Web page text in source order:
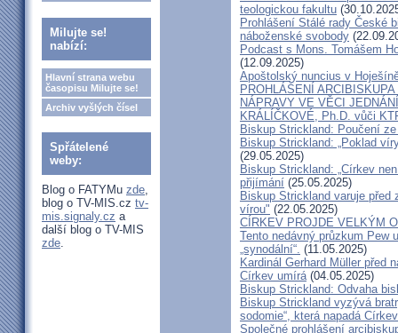
Milujte se!
nabízí:
Hlavní strana webu
časopisu Milujte se!
Archiv vyšlých čísel
Spřátelené
weby:
Blog o FATYMu zde,
blog o TV-MIS.cz tv-
mis.signaly.cz a
další blog o TV-MIS
zde.
teologickou fakultu
Prohlášení Stálé rady České
náboženské svobody
Podcast s Mons. Tomášem
(12.09.2025)
Apoštolský nuncius v
PROHLÁŠENÍ
NÁPRAVY VE VĚCI
KRÁLÍČKOVÉ, Ph.D. vůči
Biskup Strickland: Poučení
Biskup Strickland: „Poklad
(29.05.2025)
Biskup Strickland: „Církev
přijímání (25.05.2025)
Biskup Strickland varuje
vírou" (22.05.2025)
CÍRKEV PROJDE VELKÝM
Tento nedávný průzkum Pew
„synodální“. (11.05.2025)
Kardinál Gerhard Müller před
Církev umírá(04.05.2025)
Biskup Strickland: Odvaha
Biskup Strickland vyzývá
sodomie“, která napadá Církev
Společné prohlášení